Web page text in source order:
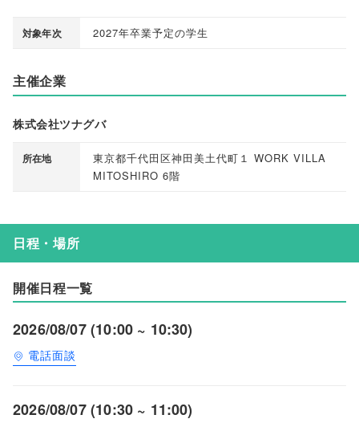
対象年次 2027年卒業予定の学生
主催企業
株式会社ツナグバ
所在地
東京都千代田区神田美土代町１ WORK VILLA
MITOSHIRO 6階
日程・場所
開催日程一覧
2026/08/07 (10:00 ~ 10:30)
電話面談
2026/08/07 (10:30 ~ 11:00)